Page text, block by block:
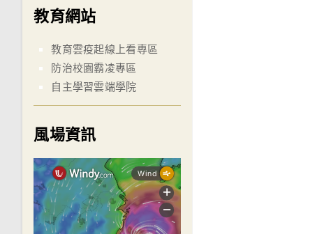
教育網站
教育雲疫起線上看專區
防治校園霸凌專區
自主學習雲端學院
風場資訊